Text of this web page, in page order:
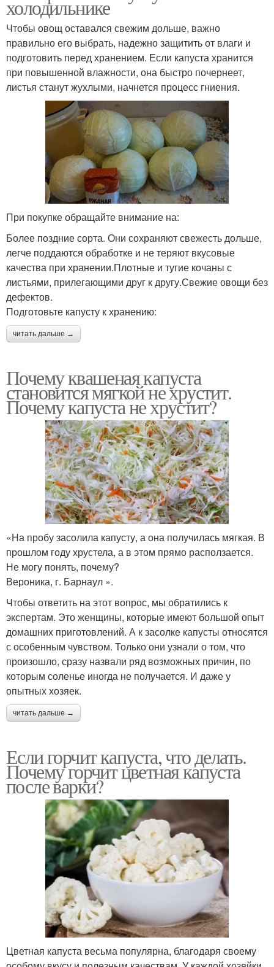
холодильнике
Чтобы овощ оставался свежим дольше, важно
правильно его выбрать, надежно защитить от влаги и
подготовить перед хранением. Если капуста хранится
при повышенной влажности, она быстро почернеет,
листья станут жухлыми, начнется процесс гниения.
При покупке обращайте внимание на:
Более поздние сорта. Они сохраняют свежесть дольше,
легче поддаются обработке и не теряют вкусовые
качества при хранении.Плотные и тугие кочаны с
листьями, прилегающими друг к другу.Свежие овощи без
дефектов.
Подготовьте капусту к хранению:
читать дальше →
Почему квашеная капуста
становится мягкой не хрустит.
Почему капуста не хрустит?
«На пробу засолила капусту, а она получилась мягкая. В
прошлом году хрустела, а в этом прямо расползается.
Не могу понять, почему?
Вероника, г. Барнаул ».
Чтобы ответить на этот вопрос, мы обратились к
экспертам. Это женщины, которые имеют большой опыт
домашних приготовлений. А к засолке капусты относятся
с особенным чувством. Только они узнали о том, что
произошло, сразу назвали ряд возможных причин, по
которым соленье иногда не получается. И даже у
опытных хозяек.
читать дальше →
Если горчит капуста, что делать.
Почему горчит цветная капуста
после варки?
Цветная капуста весьма популярна, благодаря своему